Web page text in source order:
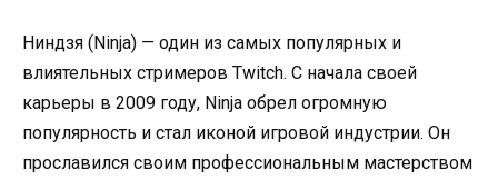
Ниндзя (Ninja) — один из самых популярных и
влиятельных стримеров Twitch. С начала своей
карьеры в 2009 году, Ninja обрел огромную
популярность и стал иконой игровой индустрии. Он
прославился своим профессиональным мастерством